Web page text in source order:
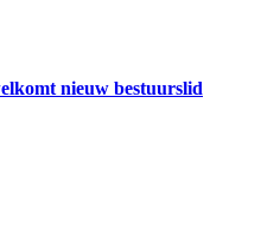
nieuw bestuurslid